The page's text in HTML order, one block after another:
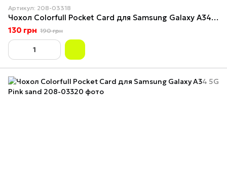
Артикул: 208-03318
Чохол Colorfull Pocket Card для Samsung Galaxy A34 5G Red
130 грн 190 грн